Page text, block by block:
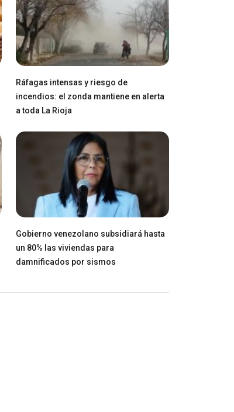
Ráfagas intensas y riesgo de
incendios: el zonda mantiene en alerta
a toda La Rioja
Gobierno venezolano subsidiará hasta
un 80% las viviendas para
damnificados por sismos